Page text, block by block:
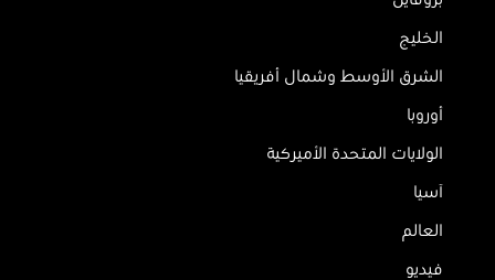
الخليج
الشرق الأوسط وشمال أفريقيا
أوروبا
الولايات المتحدة الأميركية
آسيا
العالم
فيديو